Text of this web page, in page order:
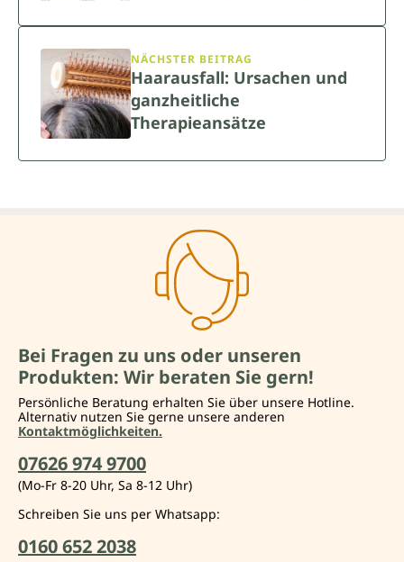
NÄCHSTER BEITRAG
Haarausfall: Ursachen und
ganzheitliche
Therapieansätze
Bei Fragen zu uns oder unseren
Produkten: Wir beraten Sie gern!
Persönliche Beratung erhalten Sie über unsere Hotline.
Alternativ nutzen Sie gerne unsere anderen
Kontaktmöglichkeiten.
07626 974 9700
(Mo-Fr 8-20 Uhr, Sa 8-12 Uhr)
Schreiben Sie uns per Whatsapp:
0160 652 2038